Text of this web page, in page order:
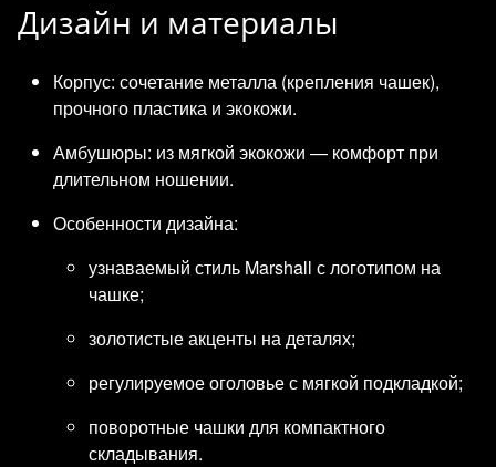
Дизайн и материалы
Корпус: сочетание металла (крепления чашек),
прочного пластика и экокожи.
Амбушюры: из мягкой экокожи — комфорт при
длительном ношении.
Особенности дизайна:
узнаваемый стиль Marshall с логотипом на
чашке;
золотистые акценты на деталях;
регулируемое оголовье с мягкой подкладкой;
поворотные чашки для компактного
складывания.